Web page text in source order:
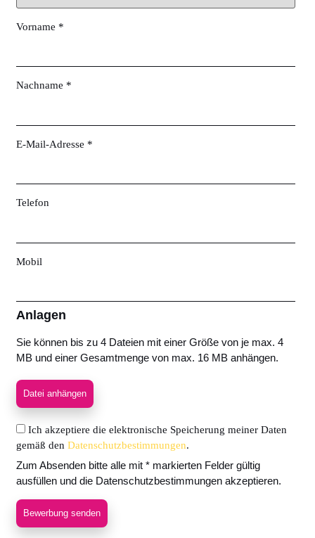
Vorname *
Nachname *
E-Mail-Adresse *
Telefon
Mobil
Anlagen
Sie können bis zu 4 Dateien mit einer Größe von je max. 4
MB und einer Gesamtmenge von max. 16 MB anhängen.
Datei anhängen
Ich akzeptiere die elektronische Speicherung meiner Daten
gemäß den Datenschutzbestimmungen.
Zum Absenden bitte alle mit * markierten Felder gültig
ausfüllen und die Datenschutzbestimmungen akzeptieren.
Bewerbung senden